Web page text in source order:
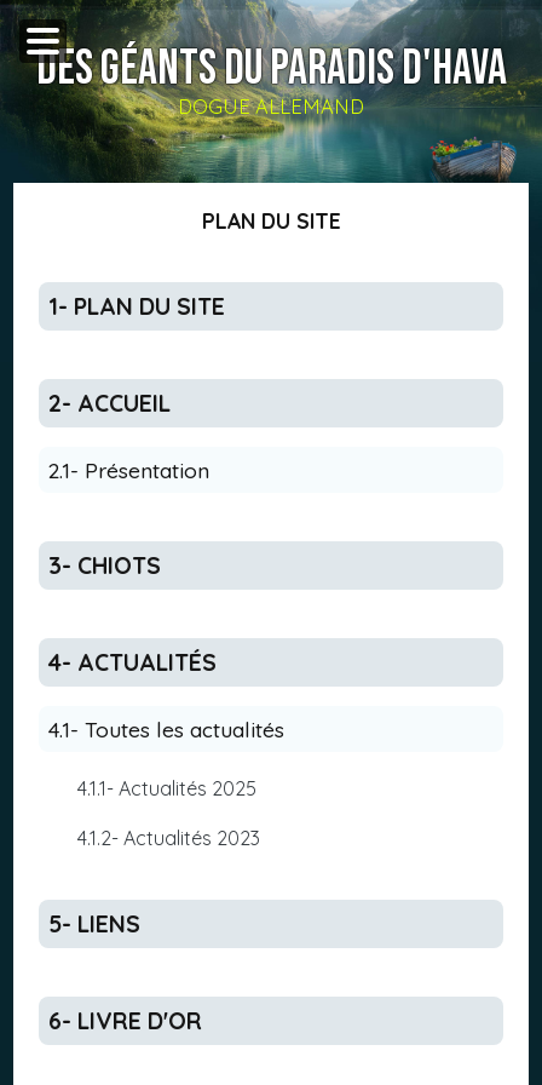
DES GÉANTS DU PARADIS D'HAVA
DOGUE ALLEMAND
PLAN DU SITE
1- PLAN DU SITE
2- ACCUEIL
2.1- Présentation
3- CHIOTS
4- ACTUALITÉS
4.1- Toutes les actualités
4.1.1- Actualités 2025
4.1.2- Actualités 2023
5- LIENS
6- LIVRE D'OR